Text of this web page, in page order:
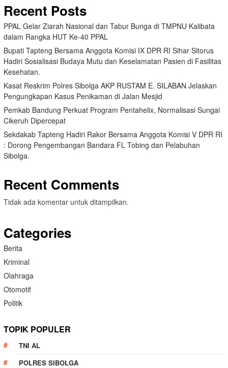
Recent Posts
PPAL Gelar Ziarah Nasional dan Tabur Bunga di TMPNU Kalibata
dalam Rangka HUT Ke-40 PPAL
Bupati Tapteng Bersama Anggota Komisi IX DPR RI Sihar Sitorus
Hadiri Sosialisasi Budaya Mutu dan Keselamatan Pasien di Fasilitas
Kesehatan.
Kasat Reskrim Polres Sibolga AKP RUSTAM E. SILABAN Jelaskan
Pengungkapan Kasus Penikaman di Jalan Mesjid
Pemkab Bandung Perkuat Program Pentahelix, Normalisasi Sungai
Cikeruh Dipercepat
Sekdakab Tapteng Hadiri Rakor Bersama Anggota Komisi V DPR RI
: Dorong Pengembangan Bandara FL Tobing dan Pelabuhan
Sibolga.
Recent Comments
Tidak ada komentar untuk ditampilkan.
Categories
Berita
Kriminal
Olahraga
Otomotif
Politik
TOPIK POPULER
TNI AL
POLRES SIBOLGA